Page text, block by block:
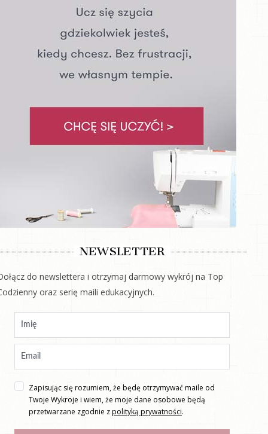
NEWSLETTER
do newslettera i otrzymaj darmowy wykrój na Top
oraz serię maili edukacyjnych.
Zapisując się rozumiem, że będę otrzymywać maile od
Twoje Wykroje i wiem, że moje dane osobowe będą
przetwarzane zgodnie zpolityką prywatności.